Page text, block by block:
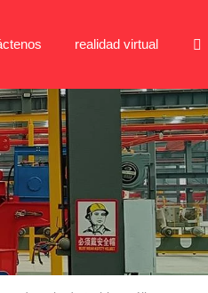
realidad virtual